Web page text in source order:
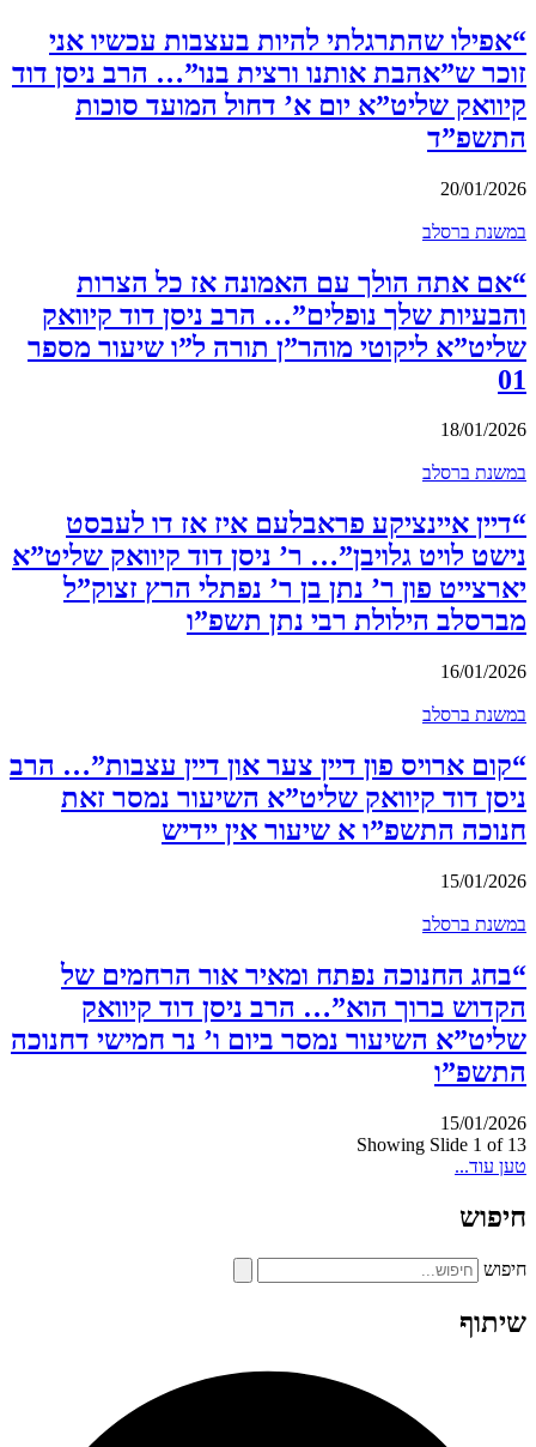
“אפילו שהתרגלתי להיות בעצבות עכשיו אני
זוכר ש”אהבת אותנו ורצית בנו”… הרב ניסן דוד
קיוואק שליט”א יום א’ דחול המועד סוכות
התשפ”ד
20/01/2026
במשנת ברסלב
“אם אתה הולך עם האמונה אז כל הצרות
והבעיות שלך נופלים”… הרב ניסן דוד קיוואק
שליט”א ליקוטי מוהר”ן תורה ל”ו שיעור מספר
01
18/01/2026
במשנת ברסלב
“דיין איינציקע פראבלעם איז אז דו לעבסט
נישט לויט גלויבן”… ר’ ניסן דוד קיוואק שליט”א
יארצייט פון ר’ נתן בן ר’ נפתלי הרץ זצוק”ל
מברסלב הילולת רבי נתן תשפ”ו
16/01/2026
במשנת ברסלב
“קום ארויס פון דיין צער און דיין עצבות”… הרב
ניסן דוד קיוואק שליט”א השיעור נמסר זאת
חנוכה התשפ”ו א שיעור אין יידיש
15/01/2026
במשנת ברסלב
“בחג החנוכה נפתח ומאיר אור הרחמים של
הקדוש ברוך הוא”… הרב ניסן דוד קיוואק
שליט”א השיעור נמסר ביום ו’ נר חמישי דחנוכה
התשפ”ו
15/01/2026
Showing Slide 1 of 13
טען עוד...
חיפוש
חיפוש
שיתוף